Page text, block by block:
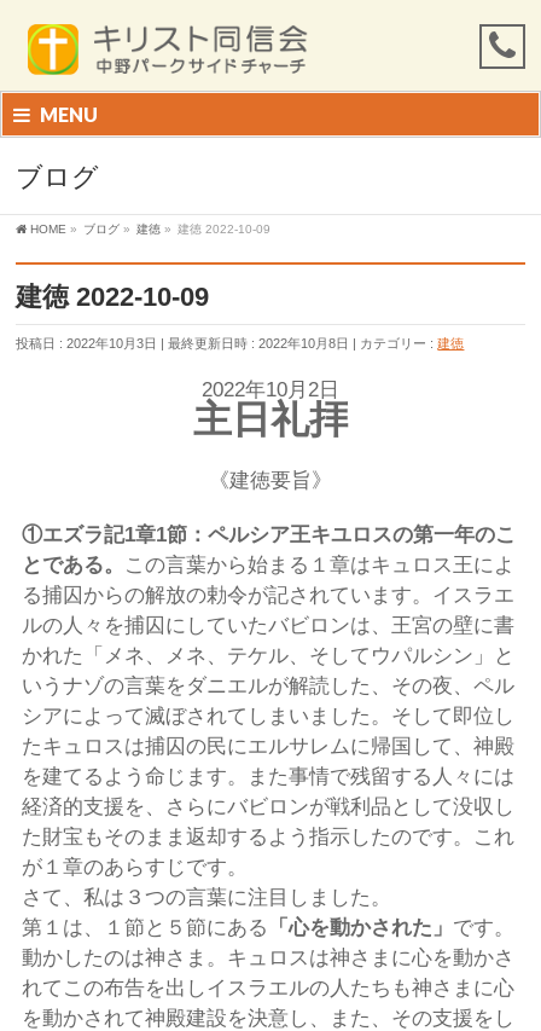
MENU
ブログ
HOME » ブログ » 建徳 » 建徳 2022-10-09
建徳 2022-10-09
投稿日 : 2022年10月3日 最終更新日時 : 2022年10月8日 カテゴリー :建徳
2022年10月2日
主日礼拝
《建徳要旨》
①エズラ記1章1節：ペルシア王キユロスの第一年のこ
とである。 この言葉から始まる１章はキュロス王によ
る捕囚からの解放の勅令が記されています。イスラエ
ルの人々を捕囚にしていたバビロンは、王宮の壁に書
かれた「メネ、メネ、テケル、そしてウパルシン」と
いうナゾの言葉をダニエルが解読した、その夜、ペル
シアによって滅ぼされてしまいました。そして即位し
たキュロスは捕囚の民にエルサレムに帰国して、神殿
を建てるよう命じます。また事情で残留する人々には
経済的支援を、さらにバビロンが戦利品として没収し
た財宝もそのまま返却するよう指示したのです。これ
が１章のあらすじです。
さて、私は３つの言葉に注目しました。
第１は、１節と５節にある
「心を動かされた」 です。
動かしたのは神さま。キュロスは神さまに心を動かさ
れてこの布告を出しイスラエルの人たちも神さまに心
を動かされて神殿建設を決意し、また、その支援をし